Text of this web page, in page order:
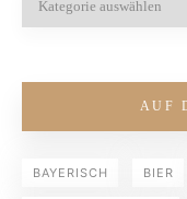
AUF
BAYERISCH BIER